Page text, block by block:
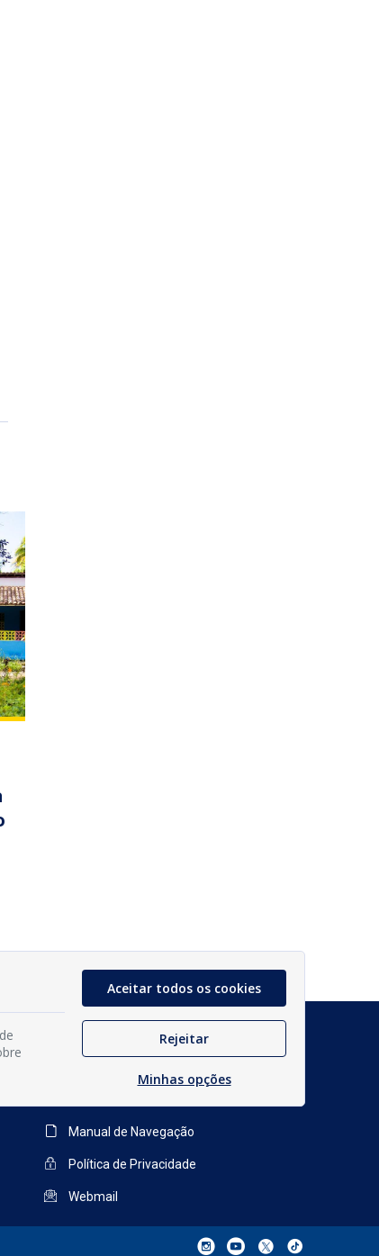
Manual de Navegação
Política de Privacidade
Webmail
Aceitar todos os cookies
Rejeitar
Minhas opções